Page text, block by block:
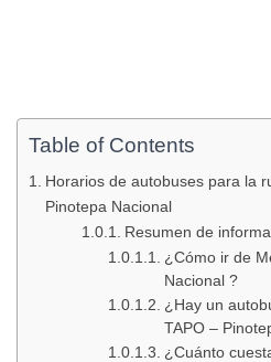
Table of Contents
Horarios de autobuses para la
Pinotepa Nacional
Resumen de
¿Cómo ir de
Nacional ?
¿Hay un
TAPO –
¿Cuánto